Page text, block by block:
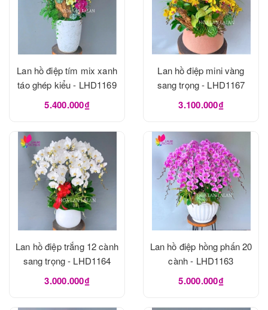
Lan hồ điệp tím mix xanh
táo ghép kiểu - LHD1169
5.400.000₫
Lan hồ điệp mini vàng
sang trọng - LHD1167
3.100.000₫
Lan hồ điệp trắng 12 cành
sang trọng - LHD1164
3.000.000₫
Lan hồ điệp hồng phấn 20
cành - LHD1163
5.000.000₫